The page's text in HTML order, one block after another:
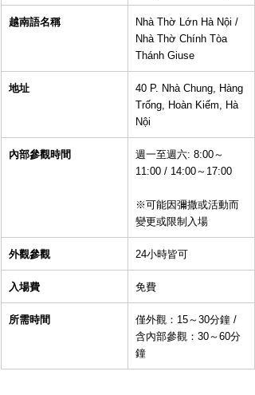
越南語名稱
Nhà Thờ Lớn Hà Nội /
Nhà Thờ Chính Tòa
Thánh Giuse
地址
40 P. Nhà Chung, Hàng
Trống, Hoàn Kiếm, Hà
Nội
內部參觀時間
週一至週六: 8:00～
11:00 / 14:00～17:00
※可能因彌撒或活動而
變更或限制入場
外觀參觀 24小時皆可
入場費 免費
所需時間
僅外觀：15～30分鐘 /
含內部參觀：30～60分
鐘